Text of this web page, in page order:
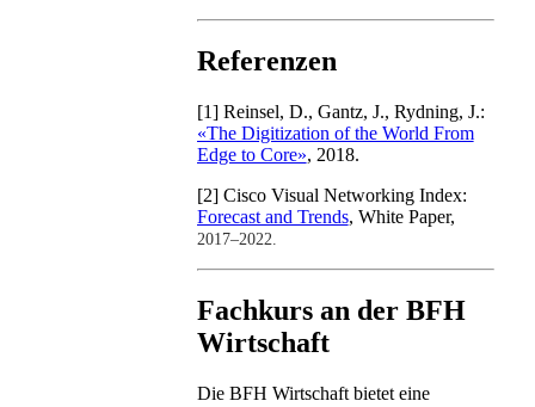
Referenzen
[1] Reinsel, D., Gantz, J., Rydning, J.:
«The Digitization of the World From
Edge to Core», 2018.
[2] Cisco Visual Networking Index:
Forecast and Trends, White Paper,
2017–2022.
Fachkurs an der BFH
Wirtschaft
Die BFH Wirtschaft bietet eine